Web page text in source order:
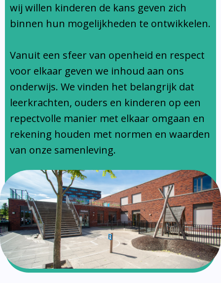
Ondersteuningsprofiel
wij willen kinderen de kans geven zich
binnen hun mogelijkheden te ontwikkelen.
Vanuit een sfeer van openheid en respect
voor elkaar geven we inhoud aan ons
onderwijs. We vinden het belangrijk dat
leerkrachten, ouders en kinderen op een
repectvolle manier met elkaar omgaan en
rekening houden met normen en waarden
van onze samenleving.